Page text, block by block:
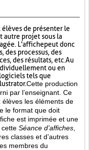
de présenter le
autre projet sous la
L'affichepeut donc
des processus, des
des résultats, etc. Au
ou en
tels que
Cette production
par l’enseignant. Ce
les éléments de
le format que doit
est imprimée et une
Séance d’affiches
classes et d’autres
membres du